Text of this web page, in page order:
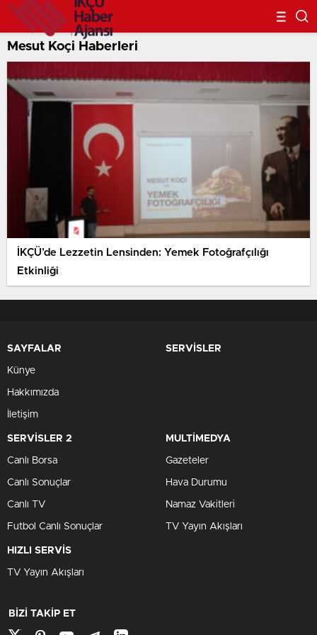
Mesut Koçi Haberleri
İKÇÜ’de Lezzetin Lensinden: Yemek Fotoğrafçılığı
Etkinliği
SAYFALAR
Künye
Hakkımızda
İletişim
SERVİSLER
SERVİSLER 2
Canlı Borsa
Canlı Sonuçlar
Canlı TV
Futbol Canlı Sonuçlar
MULTİMEDYA
Gazeteler
Hava Durumu
Namaz Vakitleri
TV Yayın Akışları
HIZLI SERVİS
TV Yayın Akışları
BİZİ TAKİP ET